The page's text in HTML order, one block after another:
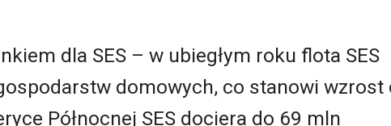
dla SES – w ubiegłym roku flota SES
domowych, co stanowi wzrost
Północnej SES dociera do 69 mln